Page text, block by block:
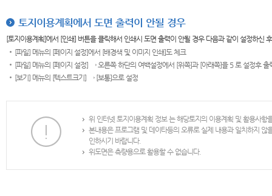
토지이용계획에서 도면 출력이 안될 경우
[토지이용계획]에서 [인쇄] 버튼을 클릭해서 인쇄시 도면 출력이 안될 경우 다음과 같이 설정하신
[파일] 메뉴의 [페이지 설정]에서 [배경색 및 이미지 인쇄]도 체크
[파일] 메뉴의 [페이지 설정] → 오른쪽 하단의 여백설정에서 [위쪽]과 [아래쪽]을 5 로 설정후 출
[보기] 메뉴의 [텍스트크기] → [보통]으로 설정
위 인터넷 토지이용계획 정보 는 해당토지의 이용계획 및 활용사
본내용은 프로그램 및 데이타등의 오류로 실제 내용과 일치하지
인하시기 바랍니다.
위도면은 측량용으로 활용할 수 없습니다.